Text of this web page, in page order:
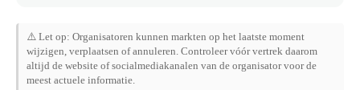
⚠️ Let op: Organisatoren kunnen markten op het laatste moment
wijzigen, verplaatsen of annuleren. Controleer vóór vertrek daarom
altijd de website of socialmediakanalen van de organisator voor de
meest actuele informatie.